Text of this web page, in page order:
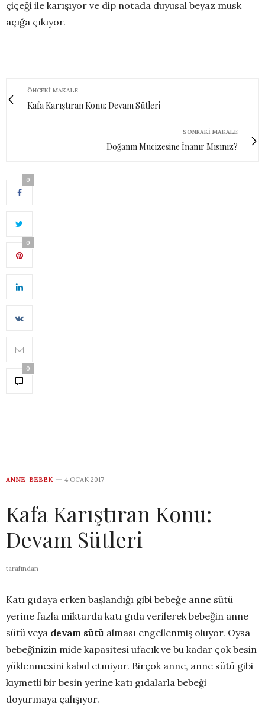
çiçeği ile karışıyor ve dip notada duyusal beyaz musk
açığa çıkıyor.
ÖNCEKI MAKALE
Kafa Karıştıran Konu: Devam Sütleri
SONRAKI MAKALE
Doğanın Mucizesine İnanır Mısınız?
0
0
0
ANNE-BEBEK 4 OCAK 2017
Kafa Karıştıran Konu:
Devam Sütleri
tarafından
Katı gıdaya erken başlandığı gibi bebeğe anne sütü
yerine fazla miktarda katı gıda verilerek bebeğin anne
sütü veya devam sütü alması engellenmiş oluyor. Oysa
bebeğinizin mide kapasitesi ufacık ve bu kadar çok besin
yüklenmesini kabul etmiyor. Birçok anne, anne sütü gibi
kıymetli bir besin yerine katı gıdalarla bebeği
doyurmaya çalışıyor.